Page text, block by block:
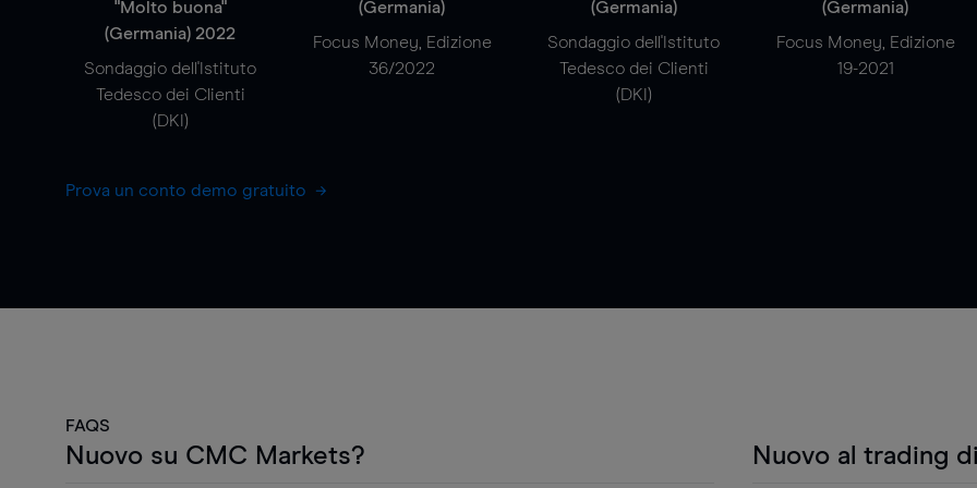
"Molto buona"
(Germania) 2022
Sondaggio dell'Istituto
Tedesco dei Clienti
(DKI)
(Germania)
Focus Money, Edizione
36/2022
(Germania)
Sondaggio dell'Istituto
Tedesco dei Clienti
(DKI)
(Germania)
Focus Money, Edizione
19-2021
Prova un conto demo gratuito
FAQS
Nuovo su CMC Markets? Nuovo al trading